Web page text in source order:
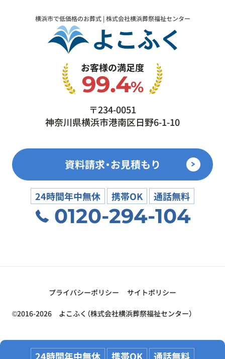
24時間年中無休 携帯OK 通話無料
横浜市で低価格のお葬式 | 株式会社横浜葬祭福祉センター
お客様の満足度
99.4%
〒234-0051
神奈川県横浜市港南区日野6-1-10
資料請求・お見積もり
24時間年中無休 携帯OK 通話無料
0120-294-104
プライバシーポリシー サイトポリシー
©2016-2026 よこふく（株式会社横浜葬祭福祉センター）